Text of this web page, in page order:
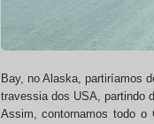
Bay, no Alaska, partiríamos
travessia dos USA, partindo
Assim, contornamos todo